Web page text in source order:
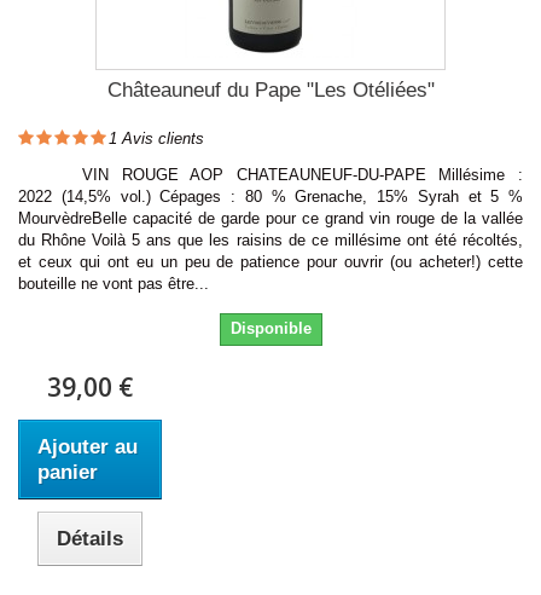
Châteauneuf du Pape "Les Otéliées"
1 Avis clients
VIN ROUGE AOP CHATEAUNEUF-DU-PAPE Millésime :
2022 (14,5% vol.) Cépages : 80 % Grenache, 15% Syrah et 5 %
MourvèdreBelle capacité de garde pour ce grand vin rouge de la vallée
du Rhône Voilà 5 ans que les raisins de ce millésime ont été récoltés,
et ceux qui ont eu un peu de patience pour ouvrir (ou acheter!) cette
bouteille ne vont pas être...
Disponible
39,00 €
Ajouter au
panier
Détails